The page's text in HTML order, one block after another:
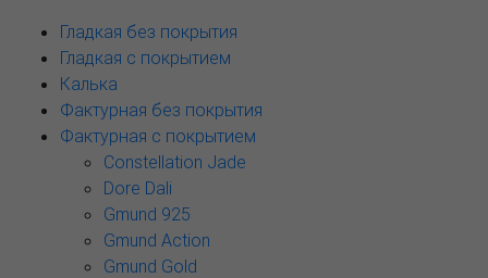
Гладкая без покрытия
Гладкая с покрытием
Калька
Фактурная без покрытия
Фактурная с покрытием
Constellation Jade
Dore Dali
Gmund 925
Gmund Action
Gmund Gold